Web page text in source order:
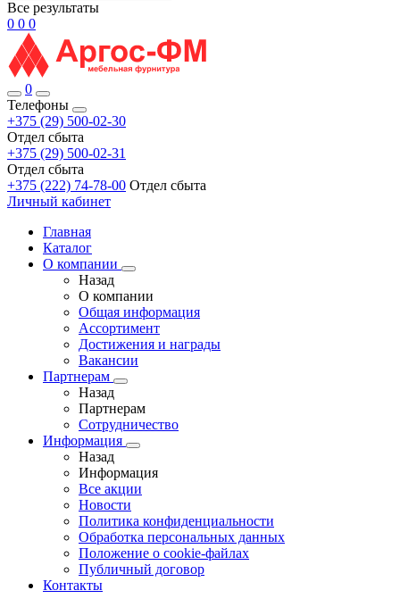
Все результаты
0 0 0
0
Телефоны
+375 (29) 500-02-30
Отдел сбыта
+375 (29) 500-02-31
Отдел сбыта
+375 (222) 74-78-00 Отдел сбыта
Личный кабинет
Главная
Каталог
О компании
Назад
О компании
Общая информация
Ассортимент
Достижения и награды
Вакансии
Партнерам
Назад
Партнерам
Сотрудничество
Информация
Назад
Информация
Все акции
Новости
Политика конфиденциальности
Обработка персональных данных
Положение о cookie-файлах
Публичный договор
Контакты